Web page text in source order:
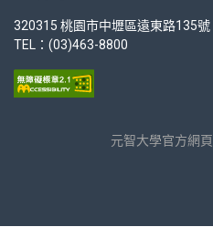
320315 桃園市中壢區遠東路135號
TEL：(03)463-8800
元智大學官方網頁